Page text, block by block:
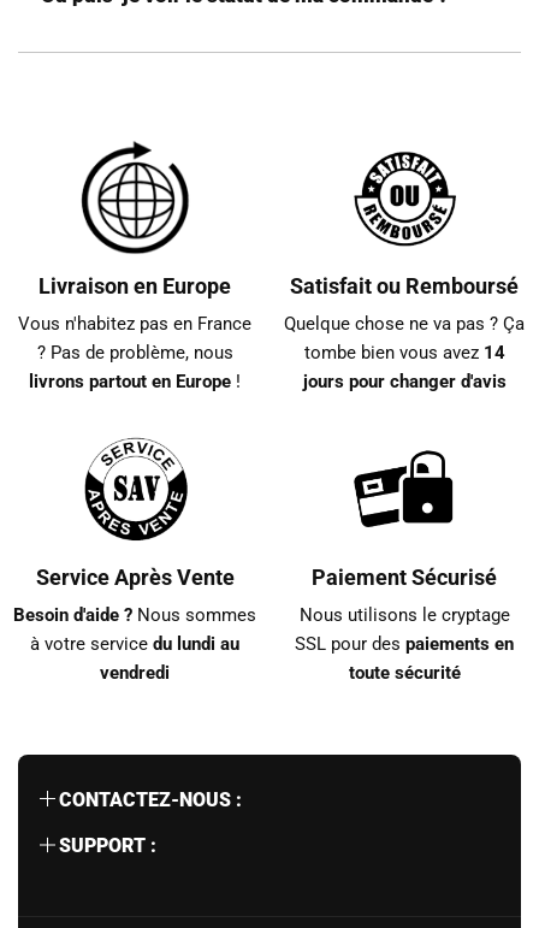
ouvrésà compter du jour de validation de votre commande.
Livraison en Europe
Vous n'habitez pas en France
? Pas de problème, nous
livrons partout en Europe !
Satisfait ou Remboursé
Quelque chose ne va pas ? Ça
tombe bien vous avez 14
jours pour changer d'avis
Service Après Vente
Besoin d'aide ? Nous sommes
à votre service du lundi au
vendredi
Paiement Sécurisé
Nous utilisons le cryptage
SSL pour des paiements en
toute sécurité
CONTACTEZ-NOUS :
Nos conseillers sont disponibles du lundi au
SUPPORT :